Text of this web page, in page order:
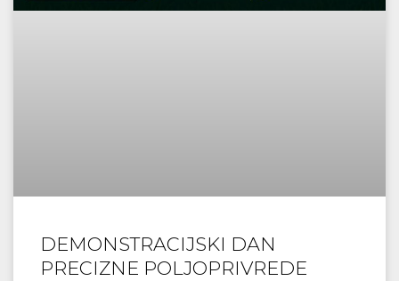
DEMONSTRACIJSKI DAN
PRECIZNE POLJOPRIVREDE